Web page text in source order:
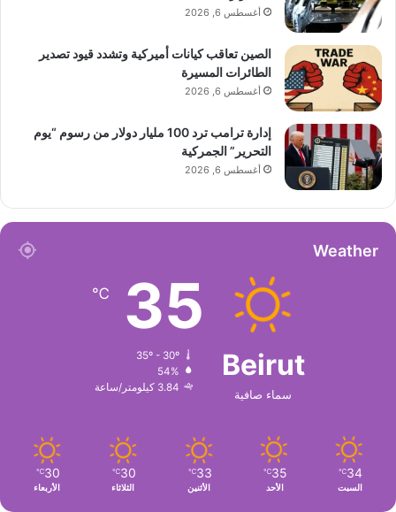
أغسطس 6, 2026
الصين تعاقب كيانات أميركية وتشدد قيود تصدير
الطائرات المسيرة
أغسطس 6, 2026
إدارة ترامب ترد 100 مليار دولار من رسوم “يوم
التحرير” الجمركية
أغسطس 6, 2026
Weather
Beirut
سماء صافية
35
℃
35º - 30º
54%
3.84 كيلومتر/ساعة
34
℃
السبت
35
℃
الأحد
33
℃
الأثنين
30
℃
الثلاثاء
30
℃
الأربعاء